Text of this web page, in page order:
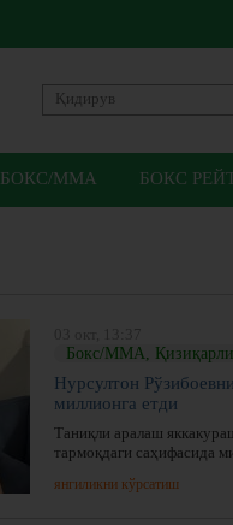
БОКС/ММА БОКС
Бокс/ММА,
Нурсултон
миллионга етди
Таниқли аралаш
тармоқдаги саҳифасида
янгиликни кўрсатиш